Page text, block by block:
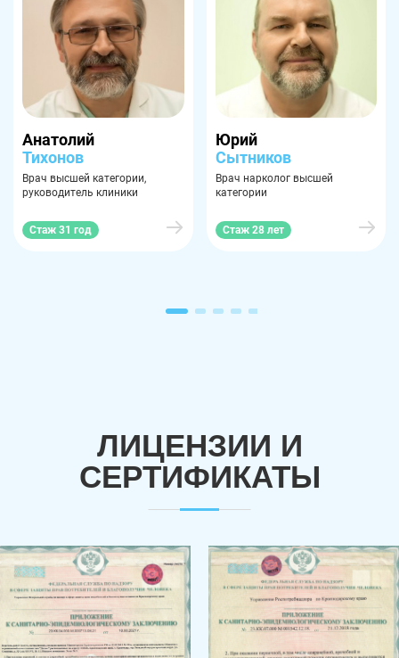
Анатолий
Тихонов
Врач высшей категории,
руководитель клиники
Стаж 31 год
Юрий
Сытников
Врач нарколог высшей
категории
Стаж 28 лет
ЛИЦЕНЗИИ И
СЕРТИФИКАТЫ
Троицк Озерск
Копейск
Златоуст Магнитогорск